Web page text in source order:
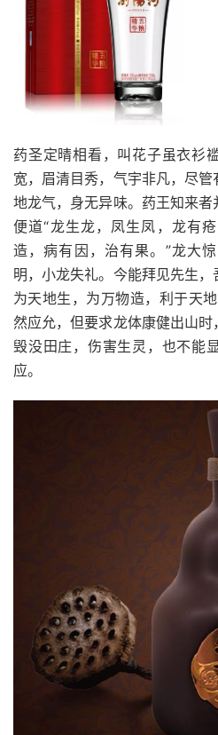
药圣定晴相看，叫花子虽衣衫
宽，眉清目秀，气宇非凡，尽
地龙气，身无异味。药王知来者
便道“龙生龙，凤生凤，龙有
造，病有因，治有果。”龙大
明，小龙失礼。今能拜见先生，
为天地生，为万物造，利于天
然应允，但要求龙体康健出山
毁没田庄，伤害生灵，也不能
应。